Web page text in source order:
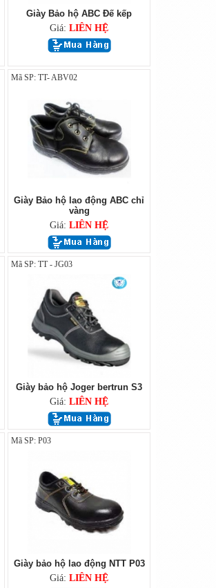
Giày Bảo hộ ABC Đế kếp
Giá: LIÊN HỆ
Mã SP: TT- ABV02
Giày Bảo hộ lao động ABC chỉ
vàng
Giá: LIÊN HỆ
Mã SP: TT - JG03
Giày bảo hộ Joger bertrun S3
Giá: LIÊN HỆ
Mã SP: P03
Giày bảo hộ lao động NTT P03
Giá: LIÊN HỆ